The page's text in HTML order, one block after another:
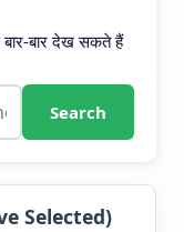
बार देख सकते हैं
Search
Selected)